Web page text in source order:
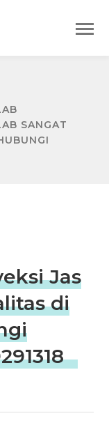
SANGAT
Jas
di